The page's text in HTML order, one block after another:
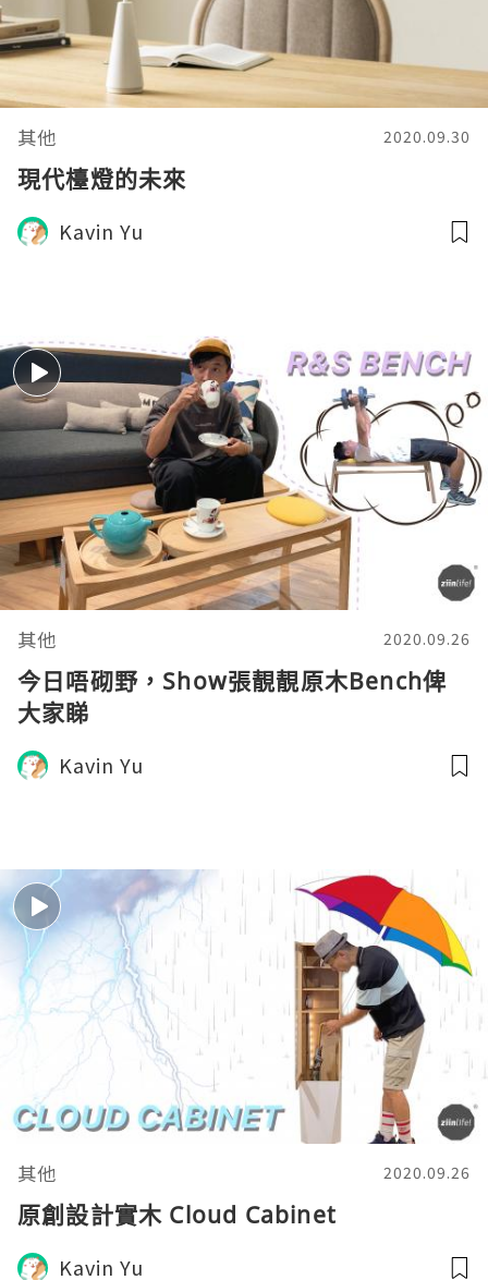
其他 2020.09.30
現代檯燈的未來
Kavin Yu
其他 2020.09.26
今日唔砌野，Show張靚靚原木Bench俾
大家睇
Kavin Yu
其他 2020.09.26
原創設計實木 Cloud Cabinet
Kavin Yu